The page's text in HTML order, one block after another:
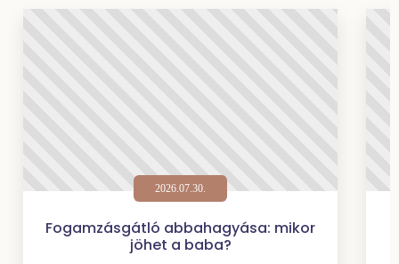
2026.07.30.
Fogamzásgátló abbahagyása: mikor
jöhet a baba?